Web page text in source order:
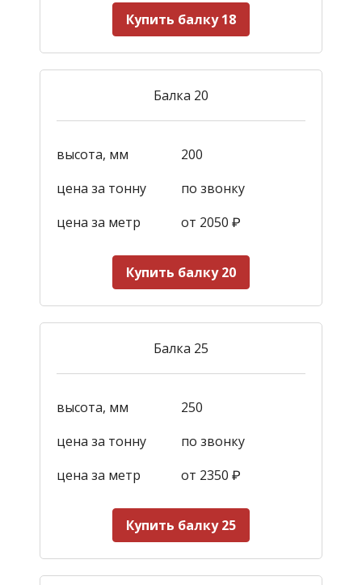
Купить балку 18
Балка 20
высота, мм
200
цена за тонну
по звонку
цена за метр
от 2050 ₽
Купить балку 20
Балка 25
высота, мм
250
цена за тонну
по звонку
цена за метр
от 2350 ₽
Купить балку 25